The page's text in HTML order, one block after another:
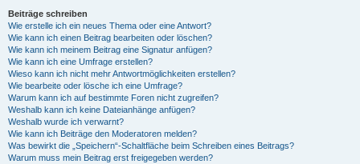
Beiträge schreiben
Wie erstelle ich ein neues Thema oder eine Antwort?
Wie kann ich einen Beitrag bearbeiten oder löschen?
Wie kann ich meinem Beitrag eine Signatur anfügen?
Wie kann ich eine Umfrage erstellen?
Wieso kann ich nicht mehr Antwortmöglichkeiten erstellen?
Wie bearbeite oder lösche ich eine Umfrage?
Warum kann ich auf bestimmte Foren nicht zugreifen?
Weshalb kann ich keine Dateianhänge anfügen?
Weshalb wurde ich verwarnt?
Wie kann ich Beiträge den Moderatoren melden?
Was bewirkt die „Speichern“-Schaltfläche beim Schreiben eines Beitrags?
Warum muss mein Beitrag erst freigegeben werden?